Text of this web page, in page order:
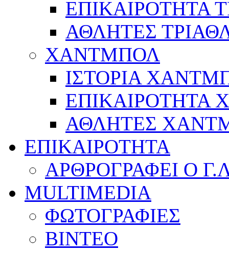
ΕΠΙΚΑΙΡΟΤΗΤΑ
ΑΘΛΗΤΕΣ
ΧΑΝΤΜΠΟΛ
ΙΣΤΟΡΙΑ
ΕΠΙΚΑΙΡΟΤΗΤΑ
ΑΘΛΗΤΕΣ
ΕΠΙΚΑΙΡΟΤΗΤΑ
ΑΡΘΡΟΓΡΑΦΕΙ Ο
MULTIMEDIA
ΦΩΤΟΓΡΑΦΙΕΣ
ΒΙΝΤΕΟ